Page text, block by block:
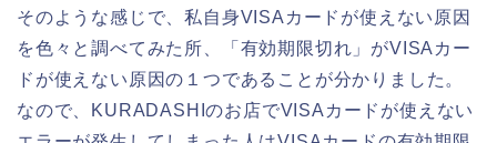
そのような感じで、私自身VISAカードが使えない原因
を色々と調べてみた所、「有効期限切れ」がVISAカー
ドが使えない原因の１つであることが分かりました。
なので、KURADASHIのお店でVISAカードが使えない